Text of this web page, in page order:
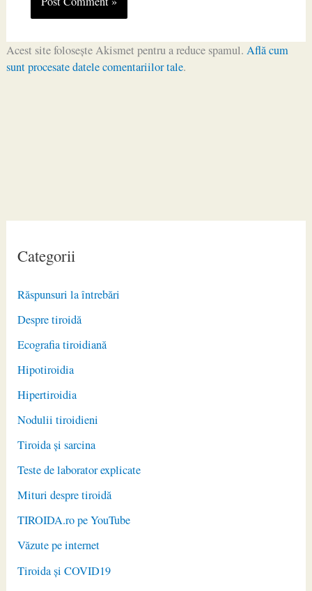
Categorii
Răspunsuri la întrebări
Despre tiroidă
Ecografia tiroidiană
Hipotiroidia
Hipertiroidia
Nodulii tiroidieni
Tiroida și sarcina
Teste de laborator explicate
Mituri despre tiroidă
TIROIDA.ro pe YouTube
Văzute pe internet
Tiroida și COVID19
Acest site folosește Akismet pentru a reduce spamul. Află cum
sunt procesate datele comentariilor tale.